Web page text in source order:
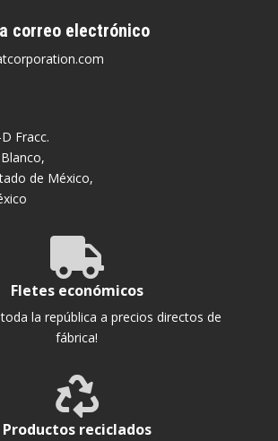
correo electrónico
Fracc.
de México,

Fletes económicos
toda la república a precios directos de
fábrica!

Productos reciclados